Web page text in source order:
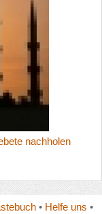
nachholen
• Helfe uns •